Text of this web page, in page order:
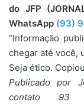
do JFP
WhatsApp (93)
“Informação
chegar até você,
Seja ético.
Publicado por
contato 93